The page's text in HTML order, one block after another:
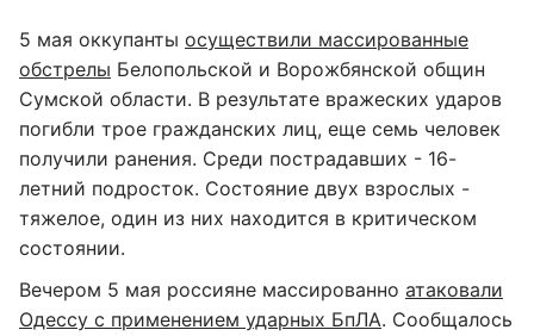
5 мая оккупанты осуществили массированные
обстрелы Белопольской и Ворожбянской общин
Сумской области. В результате вражеских ударов
погибли трое гражданских лиц, еще семь человек
получили ранения. Среди пострадавших - 16-
летний подросток. Состояние двух взрослых -
тяжелое, один из них находится в критическом
состоянии.
Вечером 5 мая россияне массированно атаковали
Одессу с применением ударных БпЛА. Сообщалось